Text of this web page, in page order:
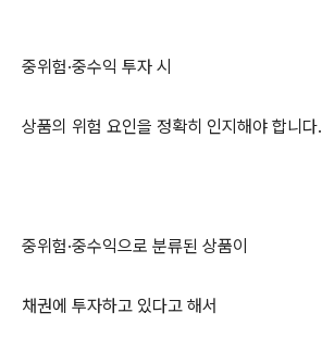
중위험·중수익 투자 시
상품의 위험 요인을 정확히 인지해야 합니다.
중위험·중수익으로 분류된 상품이
채권에 투자하고 있다고 해서